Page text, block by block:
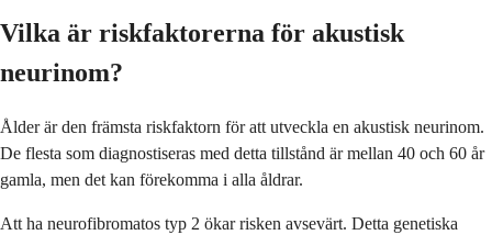
Vilka är riskfaktorerna för akustisk
neurinom?
Ålder är den främsta riskfaktorn för att utveckla en akustisk neurinom.
De flesta som diagnostiseras med detta tillstånd är mellan 40 och 60 år
gamla, men det kan förekomma i alla åldrar.
Att ha neurofibromatos typ 2 ökar risken avsevärt. Detta genetiska